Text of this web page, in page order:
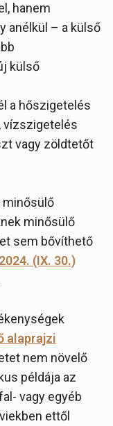
hanem
anélkül – a külső
külső
a hőszigetelés
vízszigetelés
vagy zöldtetőt
minősülő
minősülő
sem bővíthető
(IX. 30.)
alaprajzi
nem növelő
példája az
vagy egyéb
ettől